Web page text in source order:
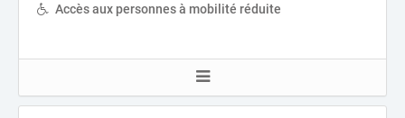
Accès aux personnes à mobilité réduite